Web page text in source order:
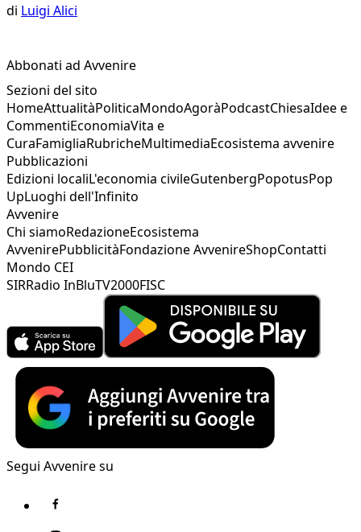
di Luigi Alici
Abbonati ad Avvenire
Sezioni del sito
HomeAttualitàPoliticaMondoAgoràPodcastChiesaIdee e
CommentiEconomiaVita e
CuraFamigliaRubricheMultimediaEcosistema avvenire
Pubblicazioni
Edizioni localiL'economia civileGutenbergPopotusPop
UpLuoghi dell'Infinito
Avvenire
Chi siamoRedazioneEcosistema
AvvenirePubblicitàFondazione AvvenireShopContatti
Mondo CEI
SIRRadio InBluTV2000FISC
Segui Avvenire su